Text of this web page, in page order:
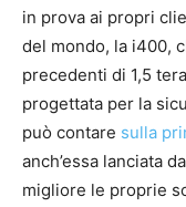
in prova ai propri
del mondo, la i400,
precedenti di 1,5
progettata per la
può contare sulla
anch’essa lanciata
migliore le proprie